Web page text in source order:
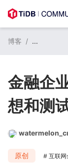
博客 / ...
金融企
想和测
原创 互联网